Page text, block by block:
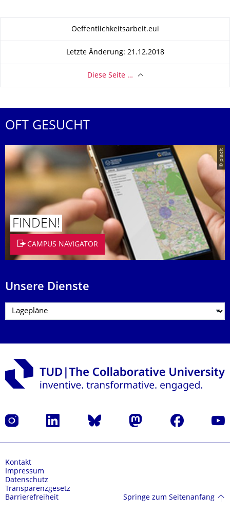
Zu dieser SeiteOeffentlichkeitsarbeit.eui
Letzte Änderung: 21.12.2018
Diese Seite …
OFT GESUCHT
© placit
FINDEN!
CAMPUS NAVIGATOR
Unsere Dienste
Instagram LinkedIn Bluesky Mastodon Facebook
Kontakt
Impressum
Datenschutz
Transparenzgesetz
Barrierefreiheit
Springe zum Seitenanfang